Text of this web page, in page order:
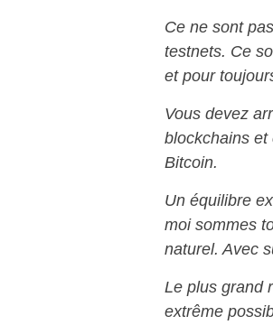
Ce ne sont
testnets. Ce
et pour
Vous devez
blockchains et
Bitcoin.
Un équilibre
moi sommes
naturel. Avec
Le plus grand
extrême